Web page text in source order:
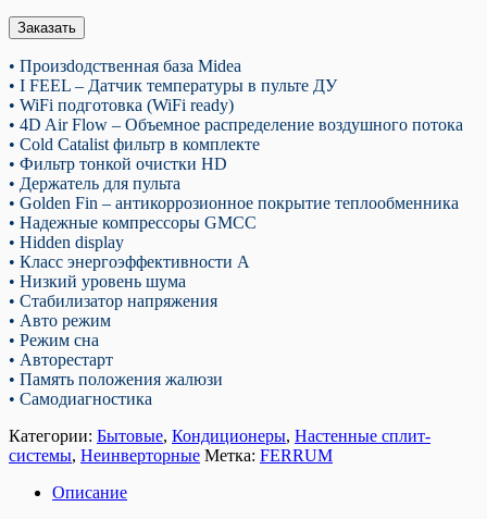
• Произdодственная база Midea
• I FEEL – Датчик температуры в пульте ДУ
• WiFi подготовка (WiFi ready)
• 4D Air Flow – Объемное распределение воздушного потока
• Cold Catalist фильтр в комплекте
• Фильтр тонкой очистки HD
• Держатель для пульта
• Golden Fin – антикоррозионное покрытие теплообменника
• Надежные компрессоры GMCC
• Hidden display
• Класс энергоэффективности А
• Низкий уровень шума
• Стабилизатор напряжения
• Авто режим
• Режим сна
• Авторестарт
• Память положения жалюзи
• Самодиагностика
Категории: Бытовые, Кондиционеры, Настенные сплит-
системы, Неинверторные Метка: FERRUM
Описание